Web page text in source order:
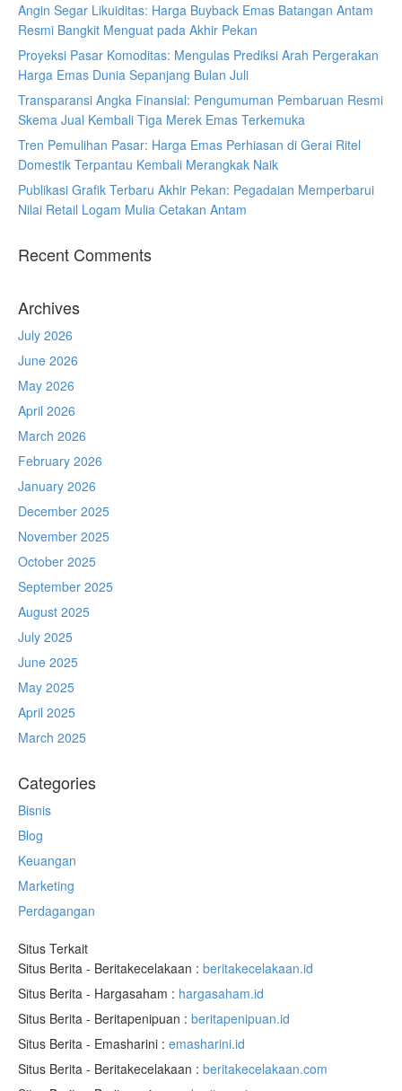
Angin Segar Likuiditas: Harga Buyback Emas Batangan Antam
Resmi Bangkit Menguat pada Akhir Pekan
Proyeksi Pasar Komoditas: Mengulas Prediksi Arah Pergerakan
Harga Emas Dunia Sepanjang Bulan Juli
Transparansi Angka Finansial: Pengumuman Pembaruan Resmi
Skema Jual Kembali Tiga Merek Emas Terkemuka
Tren Pemulihan Pasar: Harga Emas Perhiasan di Gerai Ritel
Domestik Terpantau Kembali Merangkak Naik
Publikasi Grafik Terbaru Akhir Pekan: Pegadaian Memperbarui
Nilai Retail Logam Mulia Cetakan Antam
Recent Comments
Archives
July 2026
June 2026
May 2026
April 2026
March 2026
February 2026
January 2026
December 2025
November 2025
October 2025
September 2025
August 2025
July 2025
June 2025
May 2025
April 2025
March 2025
Categories
Bisnis
Blog
Keuangan
Marketing
Perdagangan
Situs Terkait
Situs Berita - Beritakecelakaan : beritakecelakaan.id
Situs Berita - Hargasaham : hargasaham.id
Situs Berita - Beritapenipuan : beritapenipuan.id
Situs Berita - Emasharini : emasharini.id
Situs Berita - Beritakecelakaan : beritakecelakaan.com